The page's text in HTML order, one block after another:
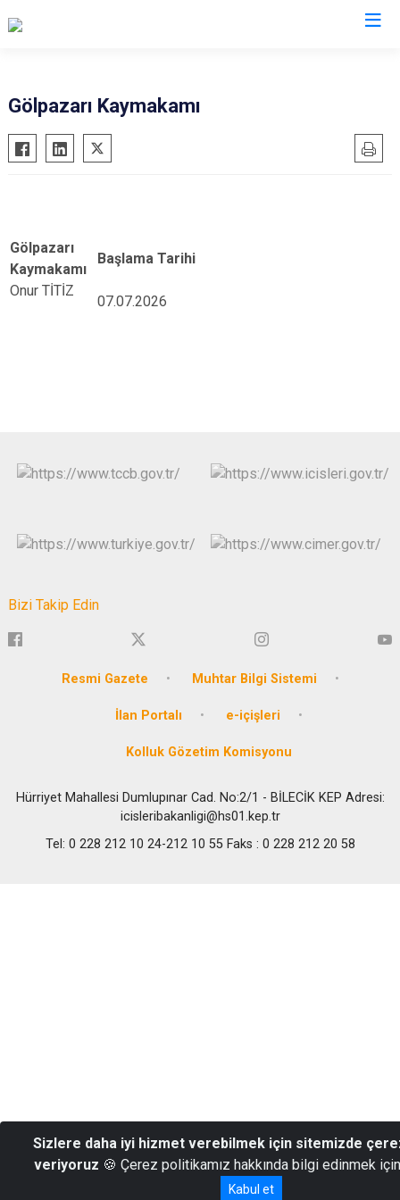
Gölpazarı Kaymakamı
Gölpazarı
Kaymakamı
Onur TİTİZ
Başlama Tarihi
07.07.2026
Bizi Takip Edin
Resmi Gazete Muhtar Bilgi Sistemi
İlan Portalı e-içişleri
Kolluk Gözetim Komisyonu
Hürriyet Mahallesi Dumlupınar Cad. No:2/1 - BİLECİK KEP Adresi:
icisleribakanligi@hs01.kep.tr
Tel: 0 228 212 10 24-212 10 55 Faks : 0 228 212 20 58
Sizlere daha iyi hizmet verebilmek için sitemizde
veriyoruz 🍪 Çerez politikamız hakkında bilgi edinmek
Kabul et